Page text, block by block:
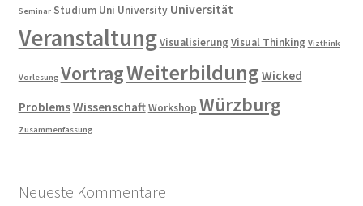
Seminar Studium Uni University Universität
VeranstaltungVisualisierung Visual Thinking Vizthink
Vorlesung VortragWeiterbildung Wicked
ProblemsWissenschaftWorkshop Würzburg
Zusammenfassung
Neueste Kommentare